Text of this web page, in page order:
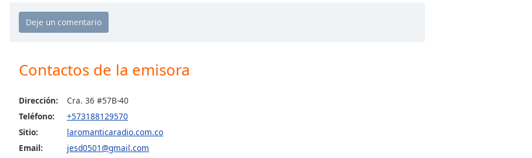
Subtitles
subtitles
opens
subtitles
dialog
subtitles
off
Contactos de la emisora
Dirección:
Cra. 36 #57B-40
Teléfono:
+573188129570
Sitio:
laromanticaradio.com.co
Email:
jesd0501@gmail.com